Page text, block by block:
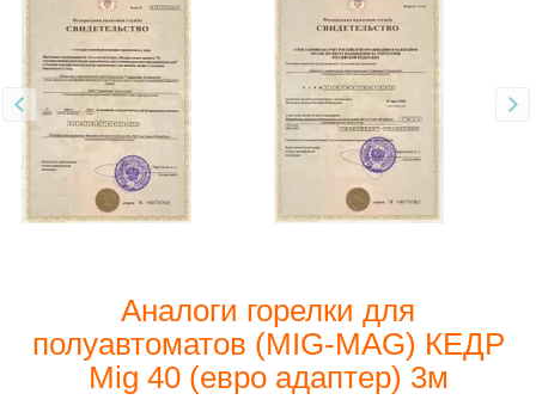
Аналоги горелки для
полуавтоматов (MIG-MAG) КЕДР
Mig 40 (евро адаптер) 3м